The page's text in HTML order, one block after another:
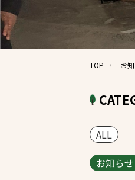
TOP お
ALL
お知らせ